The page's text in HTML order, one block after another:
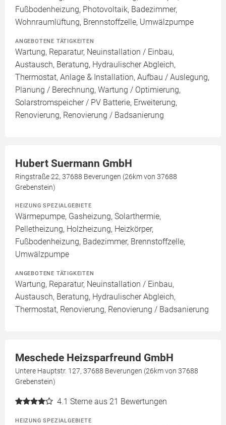
Fußbodenheizung, Photovoltaik, Badezimmer,
Wohnraumlüftung, Brennstoffzelle, Umwälzpumpe
ANGEBOTENE TÄTIGKEITEN
Wartung, Reparatur, Neuinstallation / Einbau,
Austausch, Beratung, Hydraulischer Abgleich,
Thermostat, Anlage & Installation, Aufbau / Auslegung,
Planung / Berechnung, Wartung / Optimierung,
Solarstromspeicher / PV Batterie, Erweiterung,
Renovierung, Renovierung / Badsanierung
Hubert Suermann GmbH
Ringstraße 22, 37688 Beverungen (26km von 37688
Grebenstein)
HEIZUNG SPEZIALGEBIETE
Wärmepumpe, Gasheizung, Solarthermie,
Pelletheizung, Holzheizung, Heizkörper,
Fußbodenheizung, Badezimmer, Brennstoffzelle,
Umwälzpumpe
ANGEBOTENE TÄTIGKEITEN
Wartung, Reparatur, Neuinstallation / Einbau,
Austausch, Beratung, Hydraulischer Abgleich,
Thermostat, Renovierung, Renovierung / Badsanierung
Meschede Heizsparfreund GmbH
Untere Hauptstr. 127, 37688 Beverungen (26km von 37688
Grebenstein)
4.1 Sterne aus 21 Bewertungen
HEIZUNG SPEZIALGEBIETE